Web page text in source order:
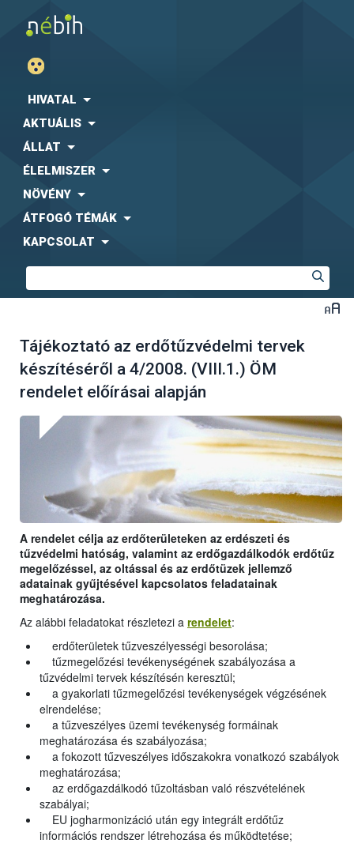
HIVATAL
AKTUÁLIS
ÁLLAT
ÉLELMISZER
NÖVÉNY
ÁTFOGÓ TÉMÁK
KAPCSOLAT
Tájékoztató az erdőtűzvédelmi tervek
készítéséről a 4/2008. (VIII.1.) ÖM
rendelet előírásai alapján
A rendelet célja az erdőterületeken az erdészeti és
tűzvédelmi hatóság, valamint az erdőgazdálkodók erdőtűz
megelőzéssel, az oltással és az erdőtüzek jellemző
adatainak gyűjtésével kapcsolatos feladatainak
meghatározása.
Az alábbi feladatokat részletezi a rendelet:
erdőterületek tűzveszélyességi besorolása;
tűzmegelőzési tevékenységének szabályozása a
tűzvédelmi tervek készítésén keresztül;
a gyakorlati tűzmegelőzési tevékenységek végzésének
elrendelése;
a tűzveszélyes üzemi tevékenység formáinak
meghatározása és szabályozása;
a fokozott tűzveszélyes időszakokra vonatkozó szabályok
meghatározása;
az erdőgazdálkodó tűzoltásban való részvételének
szabályai;
EU jogharmonizáció után egy integrált erdőtűz
információs rendszer létrehozása és működtetése;